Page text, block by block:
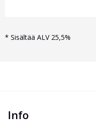
* Sisältää ALV 25,5%
Info